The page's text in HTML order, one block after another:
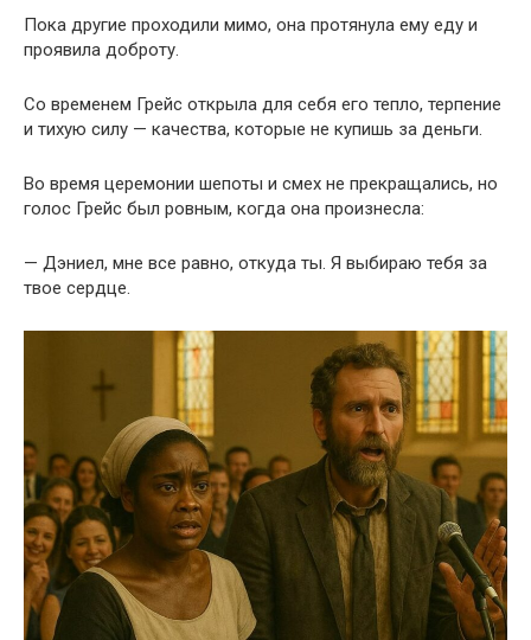
Пока другие проходили мимо, она протянула ему еду и
проявила доброту.
Со временем Грейс открыла для себя его тепло, терпение
и тихую силу — качества, которые не купишь за деньги.
Во время церемонии шепоты и смех не прекращались, но
голос Грейс был ровным, когда она произнесла:
— Дэниел, мне все равно, откуда ты. Я выбираю тебя за
твое сердце.